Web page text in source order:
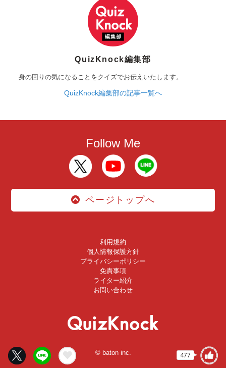
477
QuizKnock編集部
身の回りの気になることをクイズでお伝えいたします。
QuizKnock編集部の記事一覧へ
Follow Me
ページトップへ
利用規約
個人情報保護方針
プライバシーポリシー
免責事項
ライター紹介
お問い合わせ
© baton inc.